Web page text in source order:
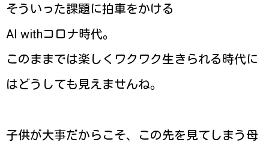
そういった課題に拍車をかける
AI withコロナ時代。
このままでは楽しくワクワク生きられる時代に
はどうしても見えませんね。
子供が大事だからこそ、この先を見てしまう母